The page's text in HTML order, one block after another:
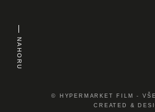
NAHORU
© HYPERMARKET FILM -
CREATED &